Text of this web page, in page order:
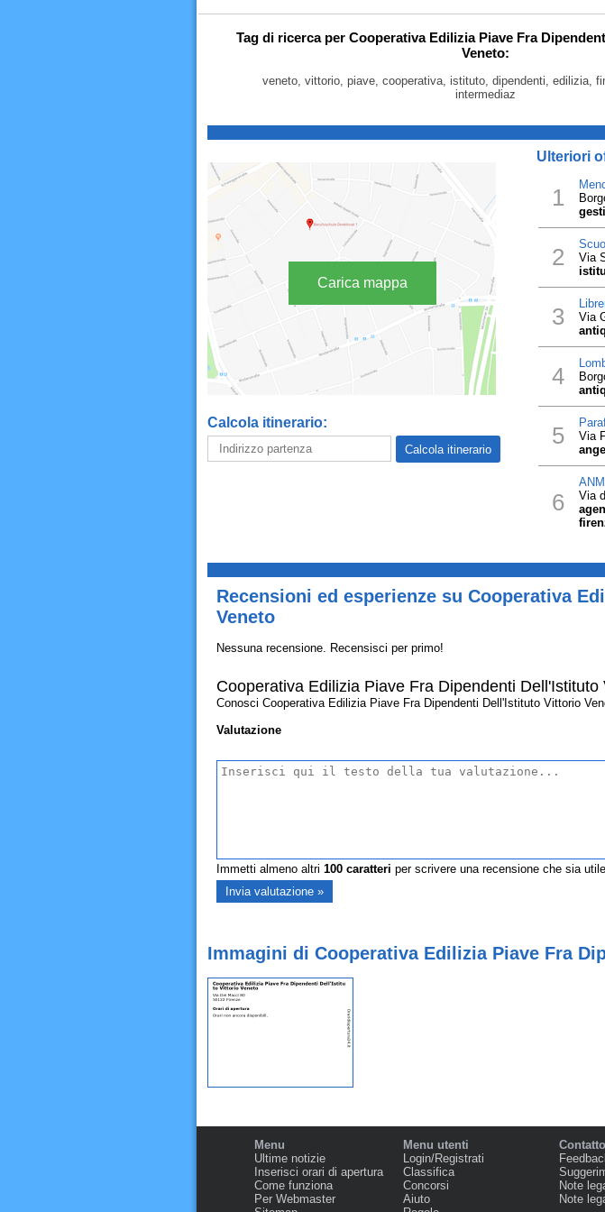
Tag di ricerca per Cooperativa Edilizia Piave Fra
Veneto:
veneto, vittorio, piave, cooperativa, istituto, dipendenti, edilizia,
intermediaz
Carica mappa
Calcola itinerario:
Ulteriori
1
2
Via
3
Via
4
5
Via
6
Via
Recensioni ed esperienze su Cooperativa
Veneto
Nessuna recensione. Recensisci per primo!
Cooperativa Edilizia Piave Fra Dipendenti Dell'Istituto
Conosci Cooperativa Edilizia Piave Fra Dipendenti Dell'Istituto Vittorio
Valutazione
Immetti almeno altri 100caratteri per scrivere una recensione che sia
Immagini di Cooperativa Edilizia Piave Fra
Menu
Ultime notizie
Inserisci orari di apertura
Come funziona
Per Webmaster
Menu utenti
Login/Registrati
Classifica
Concorsi
Aiuto
Contatto
Note
Note